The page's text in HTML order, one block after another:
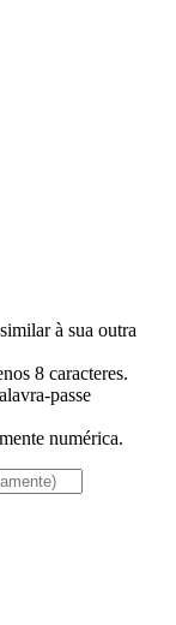
à sua outra
8 caracteres.
passe
numérica.